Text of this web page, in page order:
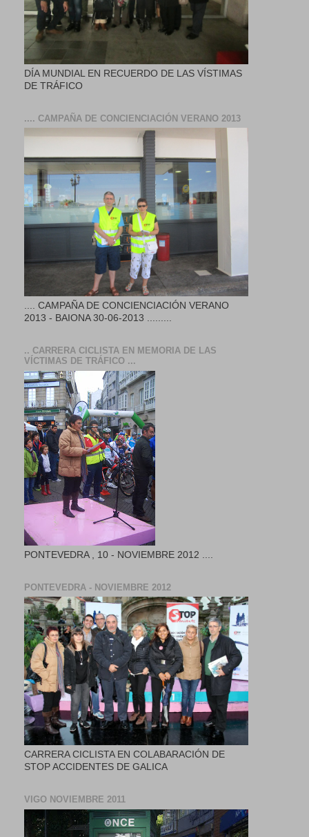
DÍA MUNDIAL EN RECUERDO DE LAS VÍSTIMAS
DE TRÁFICO
.... CAMPAÑA DE CONCIENCIACIÓN VERANO 2013
.... CAMPAÑA DE CONCIENCIACIÓN VERANO
2013 - BAIONA 30-06-2013 .........
.. CARRERA CICLISTA EN MEMORIA DE LAS
VÍCTIMAS DE TRÁFICO ...
PONTEVEDRA , 10 - NOVIEMBRE 2012 ....
PONTEVEDRA - NOVIEMBRE 2012
CARRERA CICLISTA EN COLABARACIÓN DE
STOP ACCIDENTES DE GALICA
VIGO NOVIEMBRE 2011